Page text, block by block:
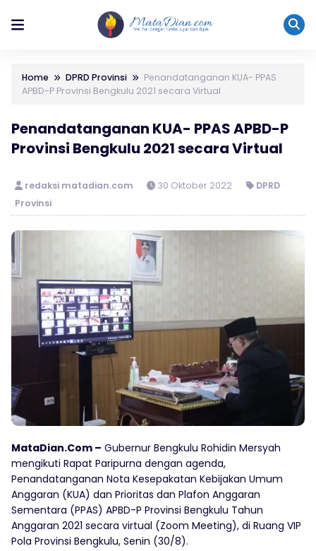
Home DPRD Provinsi
Penandatanganan KUA- PPAS
APBD-P Provinsi Bengkulu 2021 secara Virtual
Penandatanganan KUA- PPAS APBD-P
Provinsi Bengkulu 2021 secara Virtual
redaksi matadian.com 30 Oktober 2022
DPRD
Provinsi
MataDian.Com – Gubernur Bengkulu Rohidin Mersyah
mengikuti Rapat Paripurna dengan agenda,
Penandatanganan Nota Kesepakatan Kebijakan Umum
Anggaran (KUA) dan Prioritas dan Plafon Anggaran
Sementara (PPAS) APBD-P Provinsi Bengkulu Tahun
Anggaran 2021 secara virtual (Zoom Meeting), di Ruang VIP
Pola Provinsi Bengkulu, Senin (30/8).